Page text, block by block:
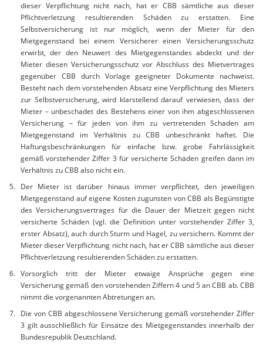
dieser Verpflichtung nicht nach, hat er CBB sämtliche aus dieser
Pflichtverletzung resultierenden Schäden zu erstatten. Eine
Selbstversicherung ist nur möglich, wenn der Mieter für den
Mietgegenstand bei einem Versicherer einen Versicherungsschutz
erwirbt, der den Neuwert des Mietgegenstandes abdeckt und der
Mieter diesen Versicherungsschutz vor Abschluss des Mietvertrages
gegenüber CBB durch Vorlage geeigneter Dokumente nachweist.
Besteht nach dem vorstehenden Absatz eine Verpflichtung des Mieters
zur Selbstversicherung, wird klarstellend darauf verwiesen, dass der
Mieter – unbeschadet des Bestehens einer von ihm abgeschlossenen
Versicherung – für jeden von ihm zu vertretenden Schaden am
Mietgegenstand im Verhältnis zu CBB unbeschränkt haftet. Die
Haftungsbeschränkungen für einfache bzw. grobe Fahrlässigkeit
gemäß vorstehender Ziffer 3 für versicherte Schäden greifen dann im
Verhältnis zu CBB also nicht ein.
Der Mieter ist darüber hinaus immer verpflichtet, den jeweiligen
Mietgegenstand auf eigene Kosten zugunsten von CBB als Begünstigte
des Versicherungsvertrages für die Dauer der Mietzeit gegen nicht
versicherte Schäden (vgl. die Definition unter vorstehender Ziffer 3,
erster Absatz), auch durch Sturm und Hagel, zu versichern. Kommt der
Mieter dieser Verpflichtung nicht nach, hat er CBB sämtliche aus dieser
Pflichtverletzung resultierenden Schäden zu erstatten.
Vorsorglich tritt der Mieter etwaige Ansprüche gegen eine
Versicherung gemäß den vorstehenden Ziffern 4 und 5 an CBB ab. CBB
nimmt die vorgenannten Abtretungen an.
Die von CBB abgeschlossene Versicherung gemäß vorstehender Ziffer
3 gilt ausschließlich für Einsätze des Mietgegenstandes innerhalb der
Bundesrepublik Deutschland.